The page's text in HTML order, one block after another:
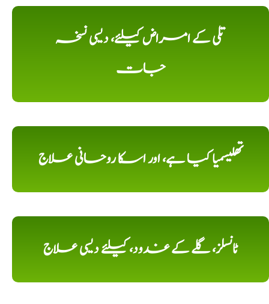
تلی کے امراض کیلئے، دیسی نسخہ
جات
تھلیسمیا کیا ہے، اور اسکا روحانی علاج
ٹانسلز، گلے کے غدود، کیلئے دیسی علاج